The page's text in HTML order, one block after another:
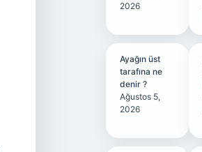
2026
Ayağın üst
tarafına ne
denir ?
Ağustos 5,
2026